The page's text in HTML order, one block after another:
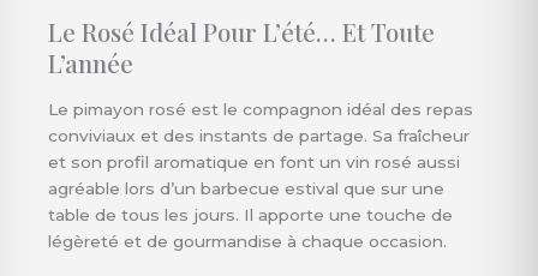
Le Rosé Idéal Pour L’été… Et Toute
L’année
Le pimayon rosé est le compagnon idéal des repas
conviviaux et des instants de partage. Sa fraîcheur
et son profil aromatique en font un vin rosé aussi
agréable lors d’un barbecue estival que sur une
table de tous les jours. Il apporte une touche de
légèreté et de gourmandise à chaque occasion.